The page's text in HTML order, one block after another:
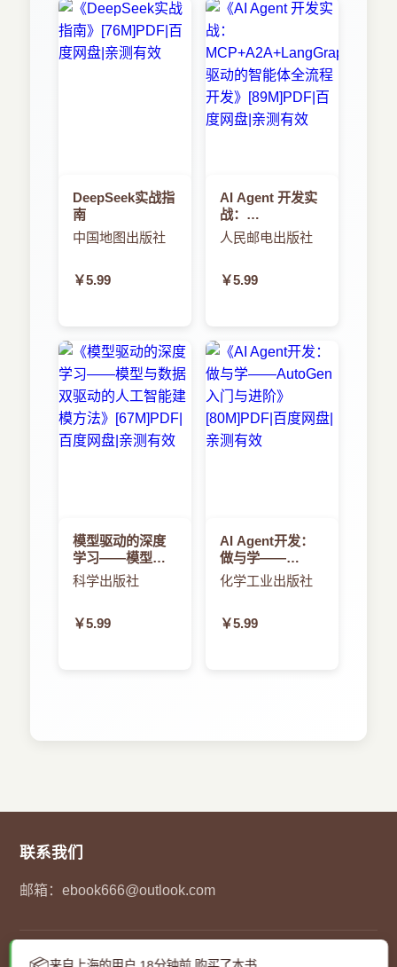
DeepSeek实战指
南
中国地图出版社
￥5.99
AI Agent 开发实
战：
MCP+A2A+LangGraph
驱动的智能体全
人民邮电出版社
￥5.99
模型驱动的深度
学习——模型与
数据双驱动的人
工智能建模方法
科学出版社
￥5.99
AI Agent开发：
做与学——
AutoGen入门与
进阶
化学工业出版社
￥5.99
联系我们
邮箱：ebook666@outlook.com
© 2023码农pdf下载网- 您的在线图书馆. 保留所有权利.